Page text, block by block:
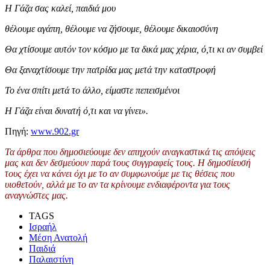
Η Γάζα σας καλεί, παιδιά μου
θέλουμε αγάπη, θέλουμε να ζήσουμε, θέλουμε δικαιοσύνη
Θα χτίσουμε αυτόν τον κόσμο με τα δικά μας χέρια, ό,τι κι αν συμβεί
Θα ξαναχτίσουμε την πατρίδα μας μετά την καταστροφή
Το ένα σπίτι μετά το άλλο, είμαστε πεπεισμένοι
Η Γάζα είναι δυνατή ό,τι και να γίνει».
Πηγή: www.902.gr
Τα άρθρα που δημοσιεύουμε δεν απηχούν αναγκαστικά τις απόψεις
μας και δεν δεσμεύουν παρά τους συγγραφείς τους. Η δημοσίευσή
τους έχει να κάνει όχι με το αν συμφωνούμε με τις θέσεις που
υιοθετούν, αλλά με το αν τα κρίνουμε ενδιαφέροντα για τους
αναγνώστες μας.
TAGS
Ισραήλ
Μέση Ανατολή
Παιδιά
Παλαιστίνη